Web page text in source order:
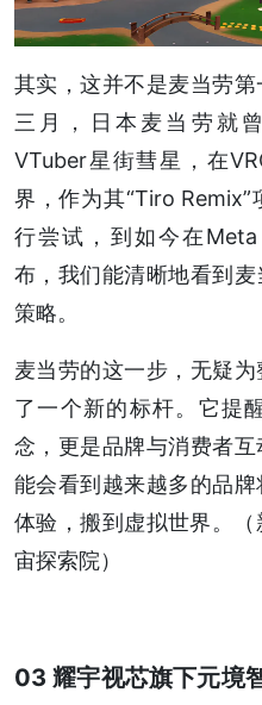
其实，这并不是麦当劳
三月，日本麦当劳就
VTuber星街彗星，在
界，作为其“Tiro
行尝试，到如今在
布，我们能清晰地看到
策略。
麦当劳的这一步，无疑
了一个新的标杆。它提
念，更是品牌与消费者
能会看到越来越多的品
体验，搬到虚拟世界。
宙探索院）
03 耀宇视芯旗下元境